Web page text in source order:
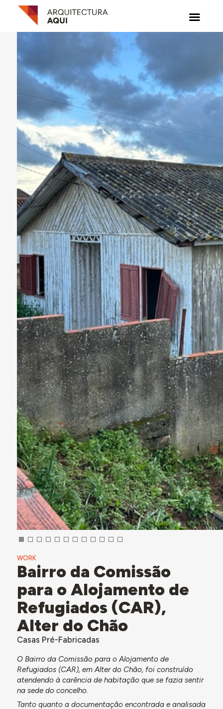
WORK
Bairro da Comissão
para o Alojamento de
Refugiados (CAR),
Alter do Chão
Casas Pré-Fabricadas
O Bairro da Comissão para o Alojamento de
Refugiados (CAR), em Alter do Chão, foi construído
atendendo à carência de habitação que se fazia sentir
na sede do concelho.
Tanto quanto a documentação encontrada e analisada